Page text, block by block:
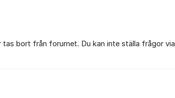
bort från forumet. Du kan inte ställa frågor